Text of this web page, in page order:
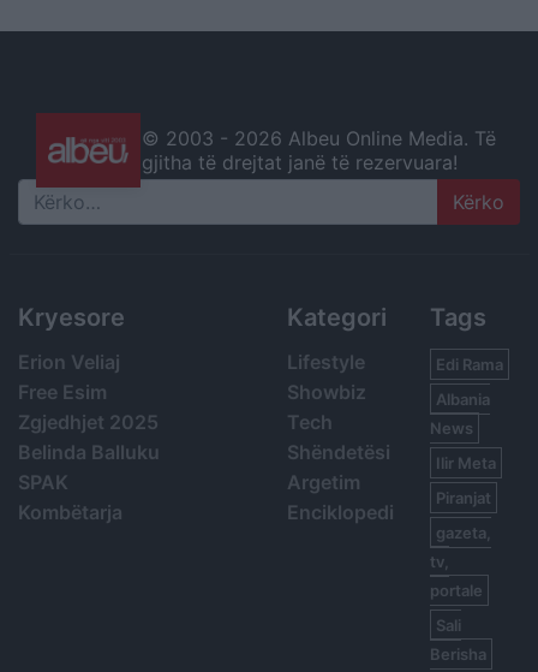
© 2003 - 2026 Albeu Online Media. Të
gjitha të drejtat janë të rezervuara!
Search
Kryesore
Erion Veliaj
Free Esim
Zgjedhjet 2025
Belinda Balluku
SPAK
Kombëtarja
Kategori
Lifestyle
Showbiz
Tech
Shëndetësi
Argetim
Enciklopedi
Tags
Edi Rama
Albania
News
Ilir Meta
Piranjat
gazeta,
tv,
portale
Sali
Berisha